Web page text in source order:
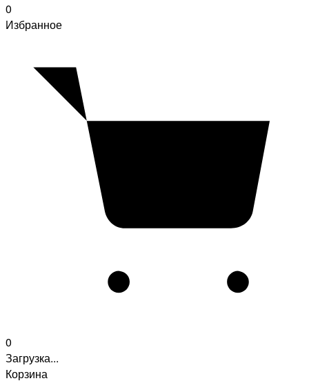
0
Избранное
0
Загрузка...
Корзина